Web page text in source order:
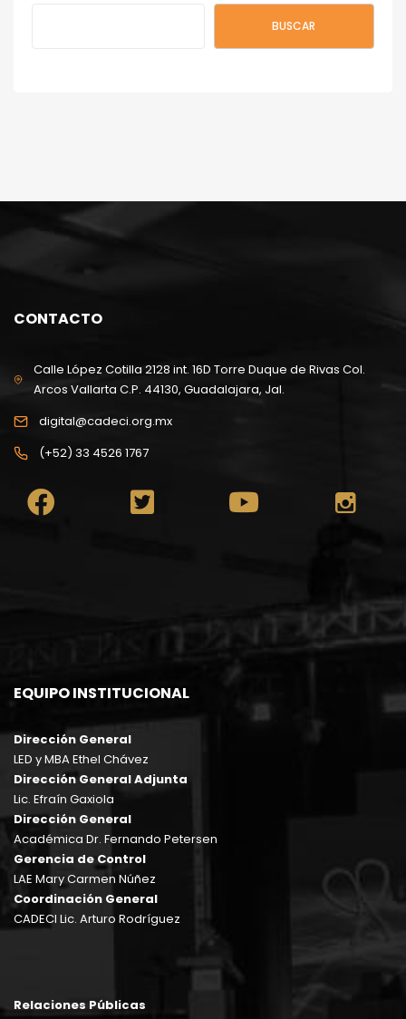
BUSCAR
CONTACTO
Calle López Cotilla 2128 int. 16D Torre Duque de Rivas Col.
Arcos Vallarta C.P. 44130, Guadalajara, Jal.
digital@cadeci.org.mx
(+52) 33 4526 1767
EQUIPO INSTITUCIONAL
Dirección General
LED y MBA Ethel Chávez
Dirección General Adjunta
Lic. Efraín Gaxiola
Dirección General
Académica Dr. Fernando Petersen
Gerencia de Control
LAE Mary Carmen Núñez
Coordinación General
CADECI Lic. Arturo Rodríguez
Relaciones Públicas